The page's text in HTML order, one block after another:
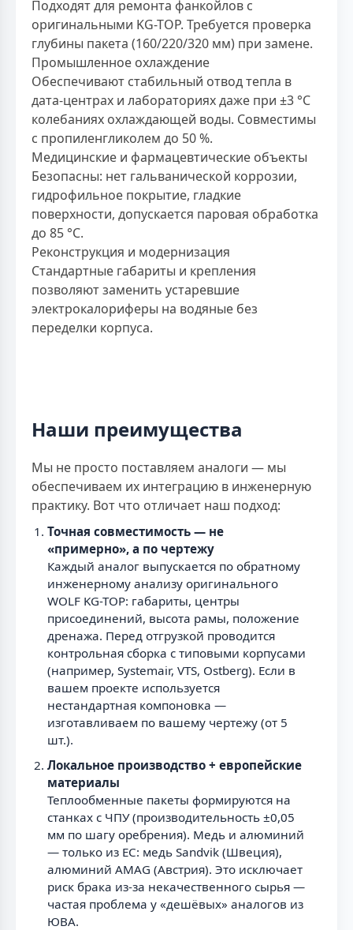
Подходят для ремонта фанкойлов с
оригинальными KG-TOP. Требуется проверка
глубины пакета (160/220/320 мм) при замене.
Промышленное охлаждение
Обеспечивают стабильный отвод тепла в
дата-центрах и лабораториях даже при ±3 °C
колебаниях охлаждающей воды. Совместимы
с пропиленгликолем до 50 %.
Медицинские и фармацевтические объекты
Безопасны: нет гальванической коррозии,
гидрофильное покрытие, гладкие
поверхности, допускается паровая обработка
до 85 °C.
Реконструкция и модернизация
Стандартные габариты и крепления
позволяют заменить устаревшие
электрокалориферы на водяные без
переделки корпуса.
Наши преимущества
Мы не просто поставляем аналоги — мы
обеспечиваем их интеграцию в инженерную
практику. Вот что отличает наш подход:
Точная совместимость — не
«примерно», а по чертежу
Каждый аналог выпускается по обратному
инженерному анализу оригинального
WOLF KG-TOP: габариты, центры
присоединений, высота рамы, положение
дренажа. Перед отгрузкой проводится
контрольная сборка с типовыми корпусами
(например, Systemair, VTS, Ostberg). Если в
вашем проекте используется
нестандартная компоновка —
изготавливаем по вашему чертежу (от 5
шт.).
Локальное производство + европейские
материалы
Теплообменные пакеты формируются на
станках с ЧПУ (производительность ±0,05
мм по шагу оребрения). Медь и алюминий
— только из ЕС: медь Sandvik (Швеция),
алюминий AMAG (Австрия). Это исключает
риск брака из-за некачественного сырья —
частая проблема у «дешёвых» аналогов из
ЮВА.